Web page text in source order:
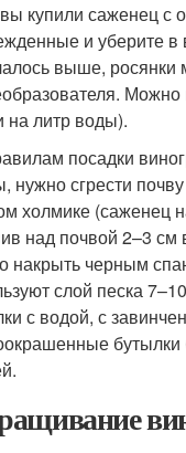
купили саженец с
и уберите в
выше, росянки
Можно
на литр воды).
посадки
нужно сгрести
холмике (саженец
над почвой 2–3 см
накрыть черным
слой песка
с водой, с
бутылки